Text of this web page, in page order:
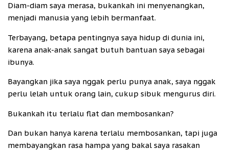
Diam-diam saya merasa, bukankah ini menyenangkan,
menjadi manusia yang lebih bermanfaat.
Terbayang, betapa pentingnya saya hidup di dunia ini,
karena anak-anak sangat butuh bantuan saya sebagai
ibunya.
Bayangkan jika saya nggak perlu punya anak, saya nggak
perlu lelah untuk orang lain, cukup sibuk mengurus diri.
Bukankah itu terlalu flat dan membosankan?
Dan bukan hanya karena terlalu membosankan, tapi juga
membayangkan rasa hampa yang bakal saya rasakan